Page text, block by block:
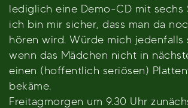
lediglich eine Demo-CD mit sechs
ich bin mir sicher, dass man da
hören wird. Würde mich jedenfalls
wenn das Mädchen nicht in
einen (hoffentlich seriösen)
bekäme.
Freitagmorgen um 9.30 Uhr